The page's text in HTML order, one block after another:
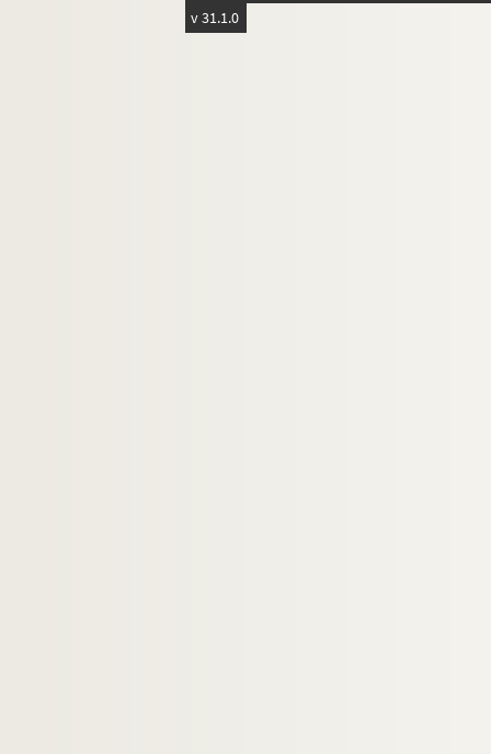
v 31.1.0